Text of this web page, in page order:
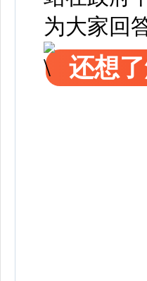
为大家回
还想